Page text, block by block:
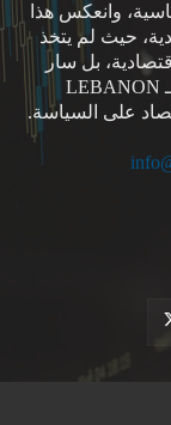
وانعكس هذا
حيث لم يتخذ
بل سار
والاقتصاد في التيار السياسي الجارف. لـ LEBANON